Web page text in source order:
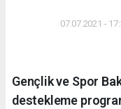
07.07.2021 -
Gençlik ve Spor
destekleme